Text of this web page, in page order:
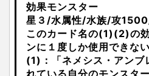
効果モンスター
星３/水属性/水族/攻
このカード名の(1)(2)の
ンに１度しか使用できない
(1)：「ネメシス・アンブ